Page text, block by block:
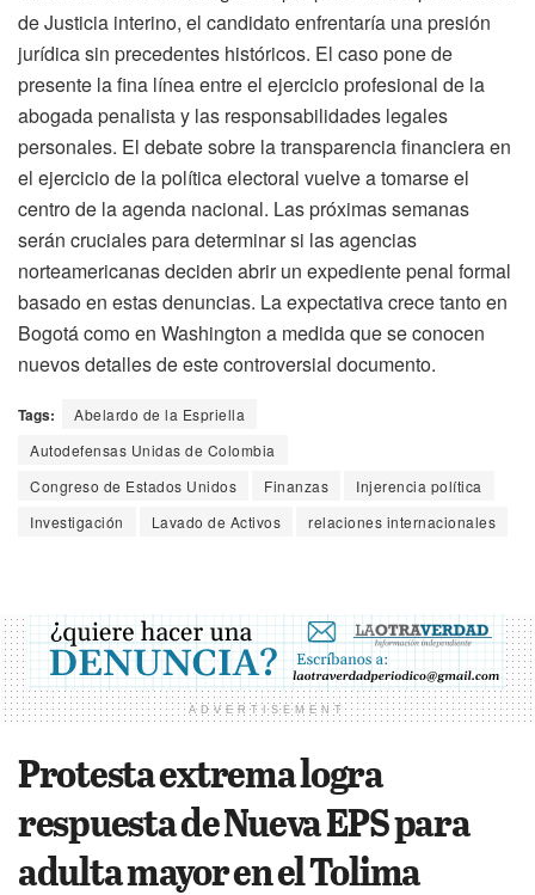
de Justicia interino, el candidato enfrentaría una presión
jurídica sin precedentes históricos. El caso pone de
presente la fina línea entre el ejercicio profesional de la
abogada penalista y las responsabilidades legales
personales. El debate sobre la transparencia financiera en
el ejercicio de la política electoral vuelve a tomarse el
centro de la agenda nacional. Las próximas semanas
serán cruciales para determinar si las agencias
norteamericanas deciden abrir un expediente penal formal
basado en estas denuncias. La expectativa crece tanto en
Bogotá como en Washington a medida que se conocen
nuevos detalles de este controversial documento.
Tags:
Abelardo de la Espriella
Autodefensas Unidas de Colombia
Congreso de Estados Unidos
Finanzas
Injerencia política
Investigación
Lavado de Activos relaciones internacionales
ADVERTISEMENT
Protesta extrema logra
respuesta de Nueva EPS para
adulta mayor en el Tolima